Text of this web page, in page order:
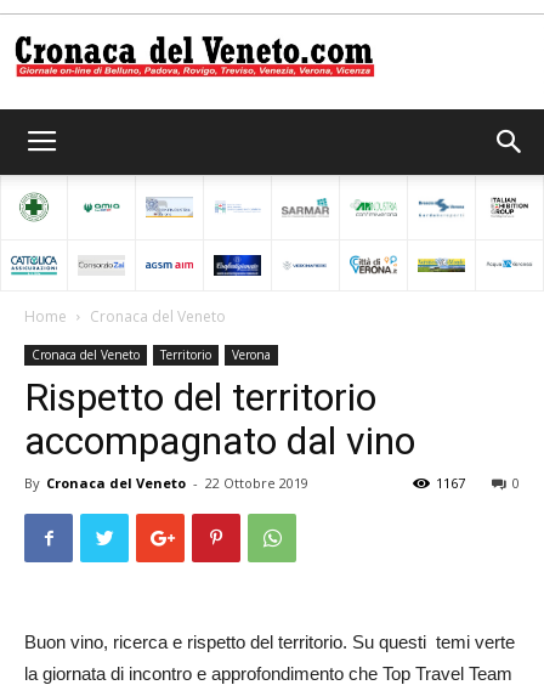
del
Veneto
Home Cronaca del Veneto
Cronaca del Veneto Territorio Verona
Rispetto del territorio
accompagnato dal vino
By Cronaca del Veneto - 22 Ottobre 2019 0
1167
Buon vino, ricerca e rispetto del territorio. Su questi temi verte
la giornata di incontro e approfondimento che Top Travel Team